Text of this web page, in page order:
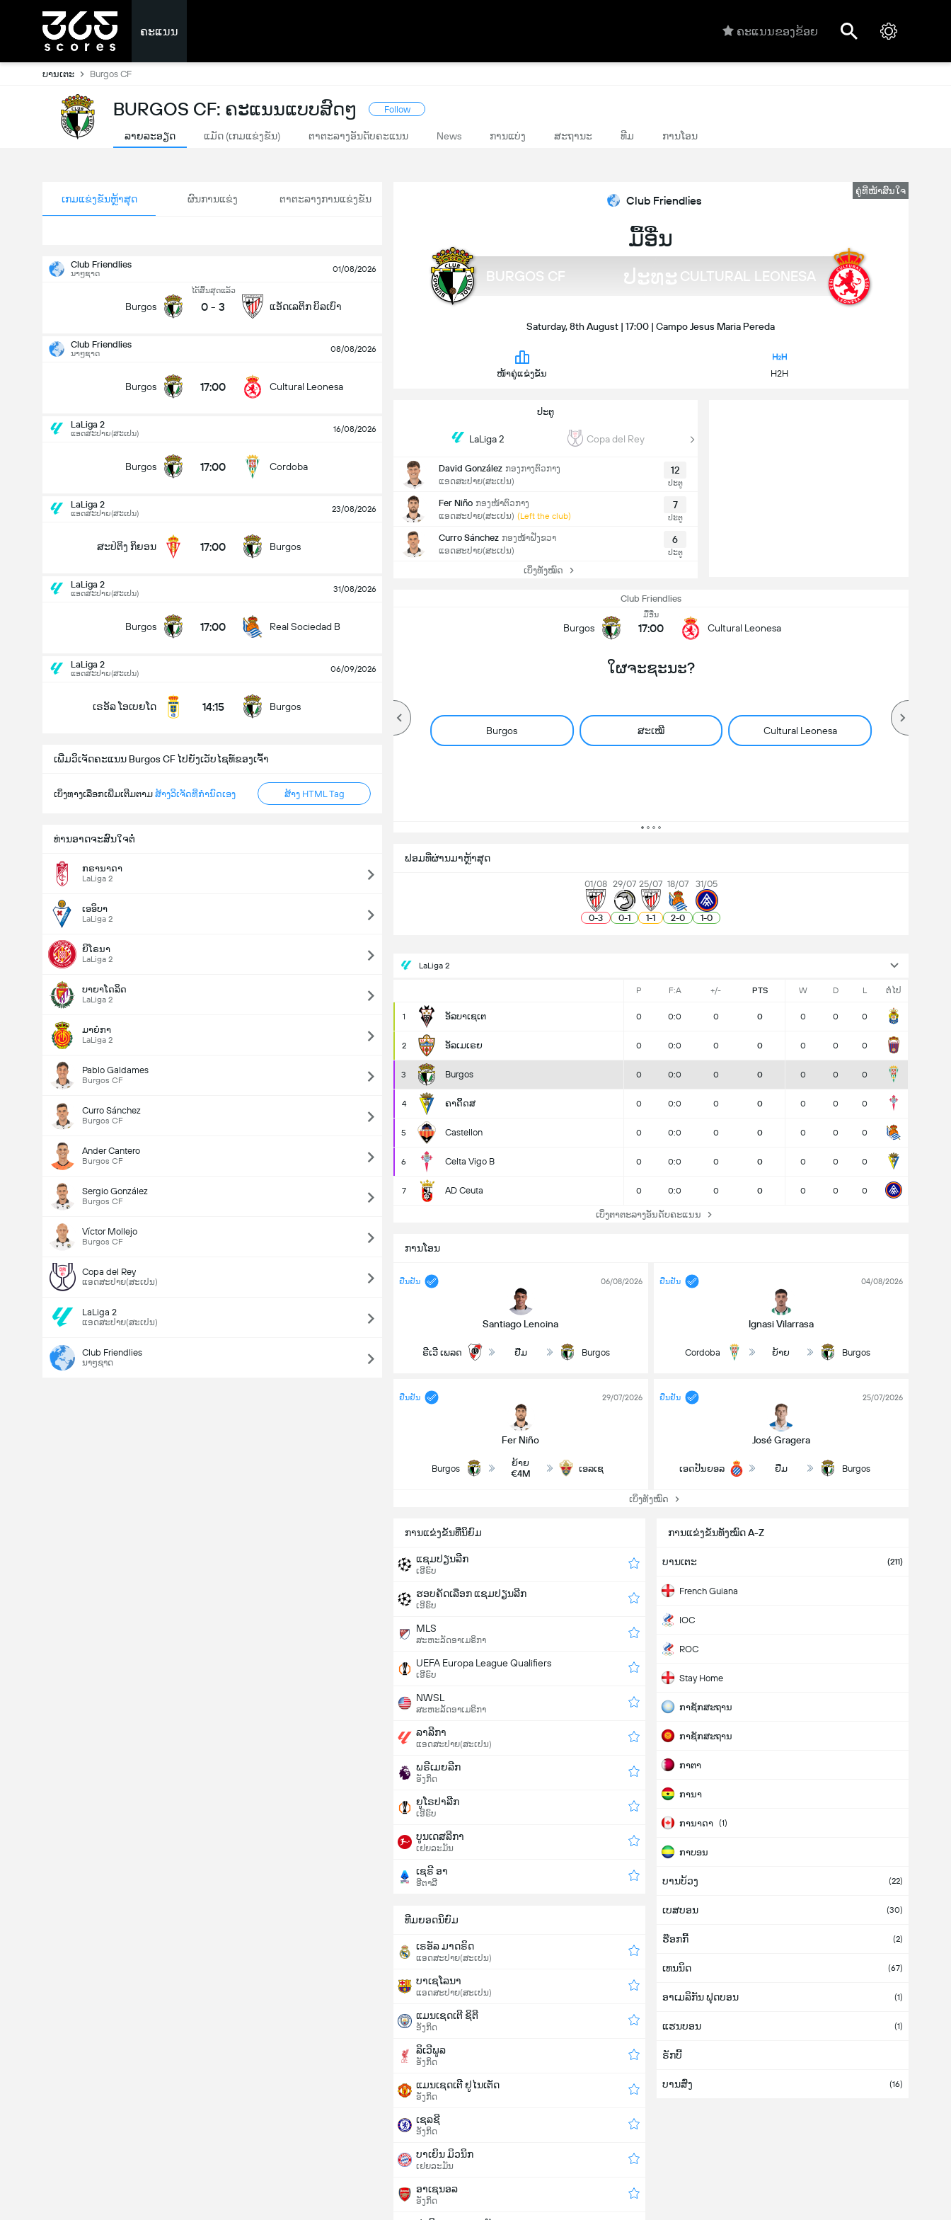
ຄະແນນ ຄະແນນຂອງຂ້ອຍ
ບານເຕະ Burgos CF
BURGOS CF: ຄະແນນແບບສົດໆ Follow
ລາຍລະອຽດ ແມັດ (ເກມແຂ່ງຂັນ) ຕາຕະລາງອັນດັບຄະແນນ News ການແບ່ງ ສະຖານະ ທີມ ການໂອນ
ເກມແຂ່ງຂັນຫຼ້າສຸດ ຜົນການແຂ່ງ ຕາຕະລາງການແຂ່ງຂັນ
Club Friendlies
ນາໆຊາດ 01/08/2026
Burgos
ໄດ້ສິ້ນສຸດແລ້ວ
0 - 3 ແອັດເລຕິກ ບິລເບົາ
Club Friendlies
ນາໆຊາດ 08/08/2026
Burgos 17:00 Cultural Leonesa
LaLiga 2
ແອດສະປາຍ​(ສະເປນ) 16/08/2026
Burgos 17:00 Cordoba
LaLiga 2
ແອດສະປາຍ​(ສະເປນ) 23/08/2026
ສະປໍຕິງ ກິຍອນ 17:00 Burgos
LaLiga 2
ແອດສະປາຍ​(ສະເປນ) 31/08/2026
Burgos 17:00 Real Sociedad B
LaLiga 2
ແອດສະປາຍ​(ສະເປນ) 06/09/2026
ເຣອັລ ໂອເບຍໂດ 14:15 Burgos
ເພີ່ມວິເຈັດຄະແນນ Burgos CF ໄປຍັງເວັບໄຊທ໌ຂອງເຈົ້າ
ເບິ່ງທາງເລືອກເພີ່ມເຕີມຕາມ ສ້າງວິເຈັດທີ່ກຳນົດເອງ ສ້າງ HTML Tag
ທ່ານອາດຈະສົນໃຈຕໍ່
ກຣານາດາ
LaLiga 2
ເອອິບາ
LaLiga 2
ຍິໂຣນາ
LaLiga 2
ບາຍາໂດລິດ
LaLiga 2
ມາຍໍກາ
LaLiga 2
Pablo Galdames
Burgos CF
Curro Sánchez
Burgos CF
Ander Cantero
Burgos CF
Sergio González
Burgos CF
Víctor Mollejo
Burgos CF
Copa del Rey
ແອດສະປາຍ​(ສະເປນ)
LaLiga 2
ແອດສະປາຍ​(ສະເປນ)
Club Friendlies
ນາໆຊາດ
ຄູ່ທີ່ໜ້າສົນໃຈ
Club Friendlies
ມື້ອື່ນ
BURGOS CF ປະທະ CULTURAL LEONESA
Saturday, 8th August | 17:00 | Campo Jesus Maria Pereda
ໜ້າຄູ່ແຂ່ງຂັນ H2H
ປະຕູ
LaLiga 2 Copa del Rey
David González ກອງກາງຕົວກາງ
ແອດສະປາຍ​(ສະເປນ)
12
ປະຕູ
Fer Niño ກອງໜ້າຕົວກາງ
ແອດສະປາຍ​(ສະເປນ) (Left the club)
7
ປະຕູ
Curro Sánchez ກອງໜ້າຝັ່ງຂວາ
ແອດສະປາຍ​(ສະເປນ)
6
ປະຕູ
ເບິ່ງທັງໝົດ
Club Friendlies
Burgos
ມື້ອື່ນ
17:00 Cultural Leonesa
ໃຜຈະຊະນະ?
Burgos ສະເໝີ Cultural Leonesa
LaLiga 2
17:00 Cordoba
ລວມປະຕູໃນເກມ (2.5)
ຟອມທີ່ຜ່ານມາຫຼ້າສຸດ
01/08
0-3
29/07
0-1
25/07
1-1
18/07
2-0
31/05
1-0
LaLiga 2
P F:A +/- PTS W D L ຕໍ່ໄປ
1 ອັລບາເຊເຕ 0 0:0 0 0 0 0 0
2 ອັລເມເຣຍ 0 0:0 0 0 0 0 0
3 Burgos 0 0:0 0 0 0 0 0
4 ຄາດິິດສ 0 0:0 0 0 0 0 0
5 Castellon 0 0:0 0 0 0 0 0
6 Celta Vigo B 0 0:0 0 0 0 0 0
7 AD Ceuta 0 0:0 0 0 0 0 0
ເບິ່ງຕາຕະລາງອັນດັບຄະແນນ
ການໂອນ
ຢືນຢັນ
Santiago Lencina
06/08/2026
ຣີເວີ ເພລດ ຢືມ Burgos
ຢືນຢັນ
Ignasi Vilarrasa
04/08/2026
Cordoba ຍ້າຍ Burgos
ຢືນຢັນ
Fer Niño
29/07/2026
Burgos
ຍ້າຍ
€4M
ເອລເຊ
ຢືນຢັນ
José Gragera
25/07/2026
ເອດປັນຍອລ ຢືມ Burgos
ເບິ່ງທັງໝົດ
ການແຂ່ງຂັນທີ່ນິຍົມ
ແຊມປຽນລີກ
ເອີຣົບ
ຮອບຄັດເລືອກ ແຊມປຽນລີກ
ເອີຣົບ
MLS
ສະຫະລັດອາເມຣິກາ
UEFA Europa League Qualifiers
ເອີຣົບ
NWSL
ສະຫະລັດອາເມຣິກາ
ລາລີກາ
ແອດສະປາຍ​(ສະເປນ)
ພຣີເມຍລີກ
ອັງກິດ
ຍູໂຣປາລີກ
ເອີຣົບ
ບູນເດສລີກາ
ເຢຍລະມັນ
ເຊຣີ ອາ
ອີຕາລີ
ການແຂ່ງຂັນທັງໝົດ A-Z
ບານເຕະ (211)
French Guiana
IOC
ROC
Stay Home
ກາຊັກສະຖານ
ກາຊັກສະຖານ
ກາຕາ
ການາ
ການາດາ (1)
ກາບອນ
ກາຢານາ
ກິບຣາລຕາ
ກູບາ (ຄິວບາ)
ກູຣາເກົາ
ກົດດີວົວ
ກົວເດລຸບ
ກົວເຕມາລາ
ເກຣນາດາ
ບານບ້ວງ (22)
ເບສບອນ (30)
ຮ໊ອກກີ້ (2)
ເທນນິດ (67)
ອາເມລິກັນ ຟຸດບອນ (1)
ແຮນບອນ (1)
ຣັກບີ້
ບານສົ່ງ (16)
ທີມຍອດນິຍົມ
ເຣອັລ ມາດຣິດ
ແອດສະປາຍ​(ສະເປນ)
ບາເຊໂລນາ
ແອດສະປາຍ​(ສະເປນ)
ແມນເຊດເຕີ ຊິຕີ
ອັງກິດ
ລິເວີພູລ
ອັງກິດ
ແມນເຊດເຕີ ຢູໄນເຕັດ
ອັງກິດ
ເຊລຊີ
ອັງກິດ
ບາເຍິນ ມິວນິກ
ເຢຍລະມັນ
ອາເຊນອລ
ອັງກິດ